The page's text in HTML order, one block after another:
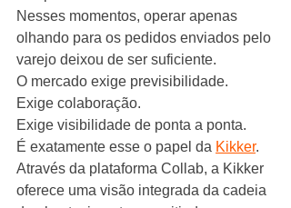
Nesses momentos, operar apenas
olhando para os pedidos enviados pelo
varejo deixou de ser suficiente.
O mercado exige previsibilidade.
Exige colaboração.
Exige visibilidade de ponta a ponta.
É exatamente esse o papel da Kikker.
Através da plataforma Collab, a Kikker
oferece uma visão integrada da cadeia